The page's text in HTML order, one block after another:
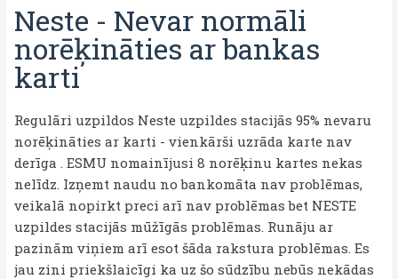
Neste - Nevar normāli
norēķināties ar bankas
karti
Regulāri uzpildos Neste uzpildes stacijās 95% nevaru
norēķināties ar karti - vienkārši uzrāda karte nav
derīga . ESMU nomainījusi 8 norēķinu kartes nekas
nelīdz. Izņemt naudu no bankomāta nav problēmas,
veikalā nopirkt preci arī nav problēmas bet NESTE
uzpildes stacijās mūžīgās problēmas. Runāju ar
pazinām viņiem arī esot šāda rakstura problēmas. Es
jau zini priekšlaicīgi ka uz šo sūdzību nebūs nekādas